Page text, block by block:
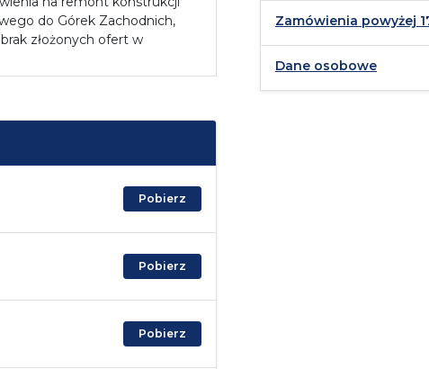
do Górek Zachodnich,
złożonych ofert w
Pobierz
Pobierz
Pobierz
Zamówienia powyżej
Dane osobowe